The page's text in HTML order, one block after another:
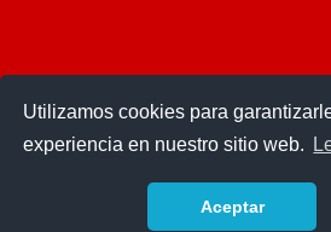
Utilizamos cookies para
experiencia en nuestro sitio web.
Aceptar